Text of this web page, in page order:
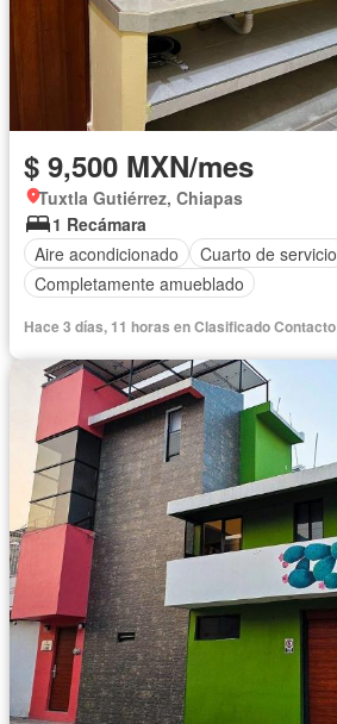
$ 9,500 MXN/mes
Tuxtla Gutiérrez, Chiapas
1 Recámara
Aire acondicionado
Cuarto de servicio
Completamente amueblado
Hace 3 días, 11 horas en Clasificado Contacto